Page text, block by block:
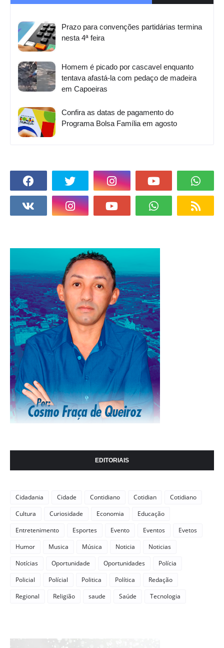
Prazo para convenções partidárias termina
nesta 4ª feira
Homem é picado por cascavel enquanto
tentava afastá-la com pedaço de madeira
em Capoeiras
Confira as datas de pagamento do
Programa Bolsa Família em agosto
EDITORIAIS
Cidadania Cidade Contidiano Cotidian
Cotidiano
Cultura
Curiosidade Economia
Educação
Entretenimento
Esportes Evento Eventos
Evetos
Humor
Musica Música Noticia
Noticias
Notícias
Oportunidade Oportunidades
Polícia
Policial
Polícial Politica Política
Redação
Regional
Religião saude Saúde Tecnologia